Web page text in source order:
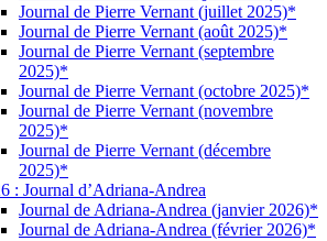
Journal de Pierre Vernant (juillet 2025)*
Journal de Pierre Vernant (août 2025)*
Journal de Pierre Vernant (septembre
2025)*
Journal de Pierre Vernant (octobre 2025)*
Journal de Pierre Vernant (novembre
2025)*
Journal de Pierre Vernant (décembre
2025)*
: Journal d’Adriana-Andrea
Journal de Adriana-Andrea (janvier 2026)*
Journal de Adriana-Andrea (février 2026)*